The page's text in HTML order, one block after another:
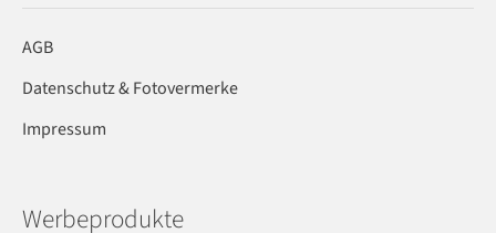
AGB
Datenschutz & Fotovermerke
Impressum
Werbeprodukte